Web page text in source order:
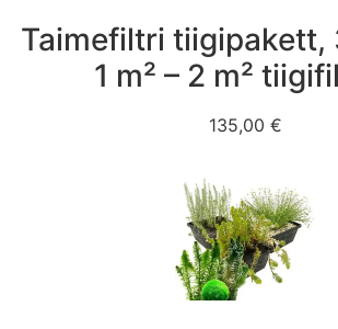
Taimefiltri tiigipakett,
1 m² – 2 m²
135,00 €